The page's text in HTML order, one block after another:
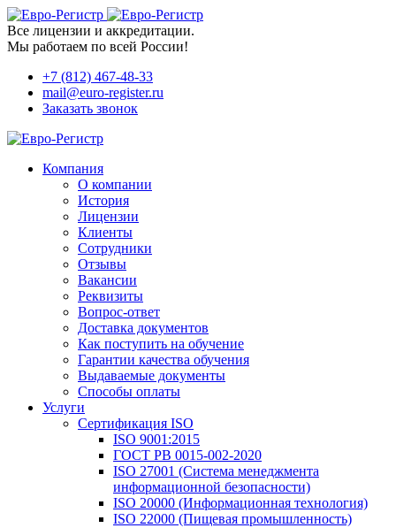
Все лицензии и аккредитации.
Мы работаем по всей России!
+7 (812) 467-48-33
mail@euro-register.ru
Заказать звонок
Компания
О компании
История
Лицензии
Клиенты
Сотрудники
Отзывы
Вакансии
Реквизиты
Вопрос-ответ
Доставка документов
Как поступить на обучение
Гарантии качества обучения
Выдаваемые документы
Способы оплаты
Услуги
Сертификация ISO
ISO 9001:2015
ГОСТ РВ 0015-002-2020
ISO 27001 (Система менеджмента
информационной безопасности)
ISO 20000 (Информационная технология)
ISO 22000 (Пищевая промышленность)